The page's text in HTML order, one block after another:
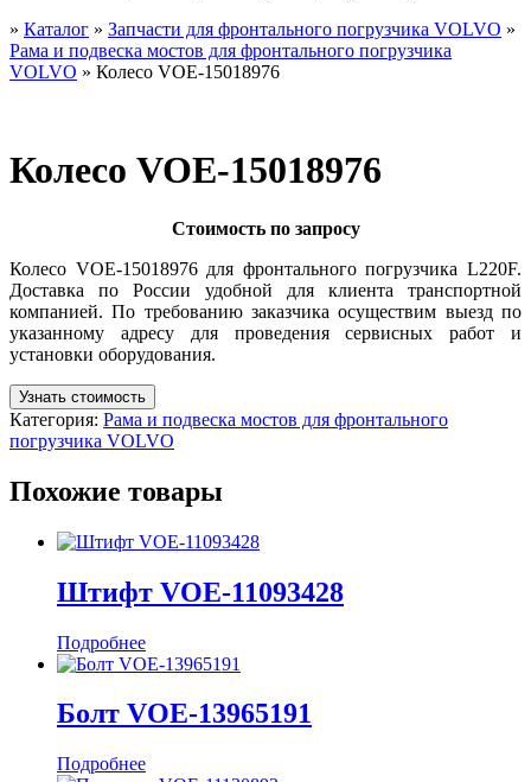
» Каталог » Запчасти для фронтального погрузчика VOLVO »
Рама и подвеска мостов для фронтального погрузчика
VOLVO » Колесо VOE-15018976
Колесо VOE-15018976
Стоимость по запросу
Колесо VOE-15018976 для фронтального погрузчика L220F.
Доставка по России удобной для клиента транспортной
компанией. По требованию заказчика осуществим выезд по
указанному адресу для проведения сервисных работ и
установки оборудования.
Узнать стоимость
Категория: Рама и подвеска мостов для фронтального
погрузчика VOLVO
Похожие товары
Штифт VOE-11093428
Подробнее
Болт VOE-13965191
Подробнее